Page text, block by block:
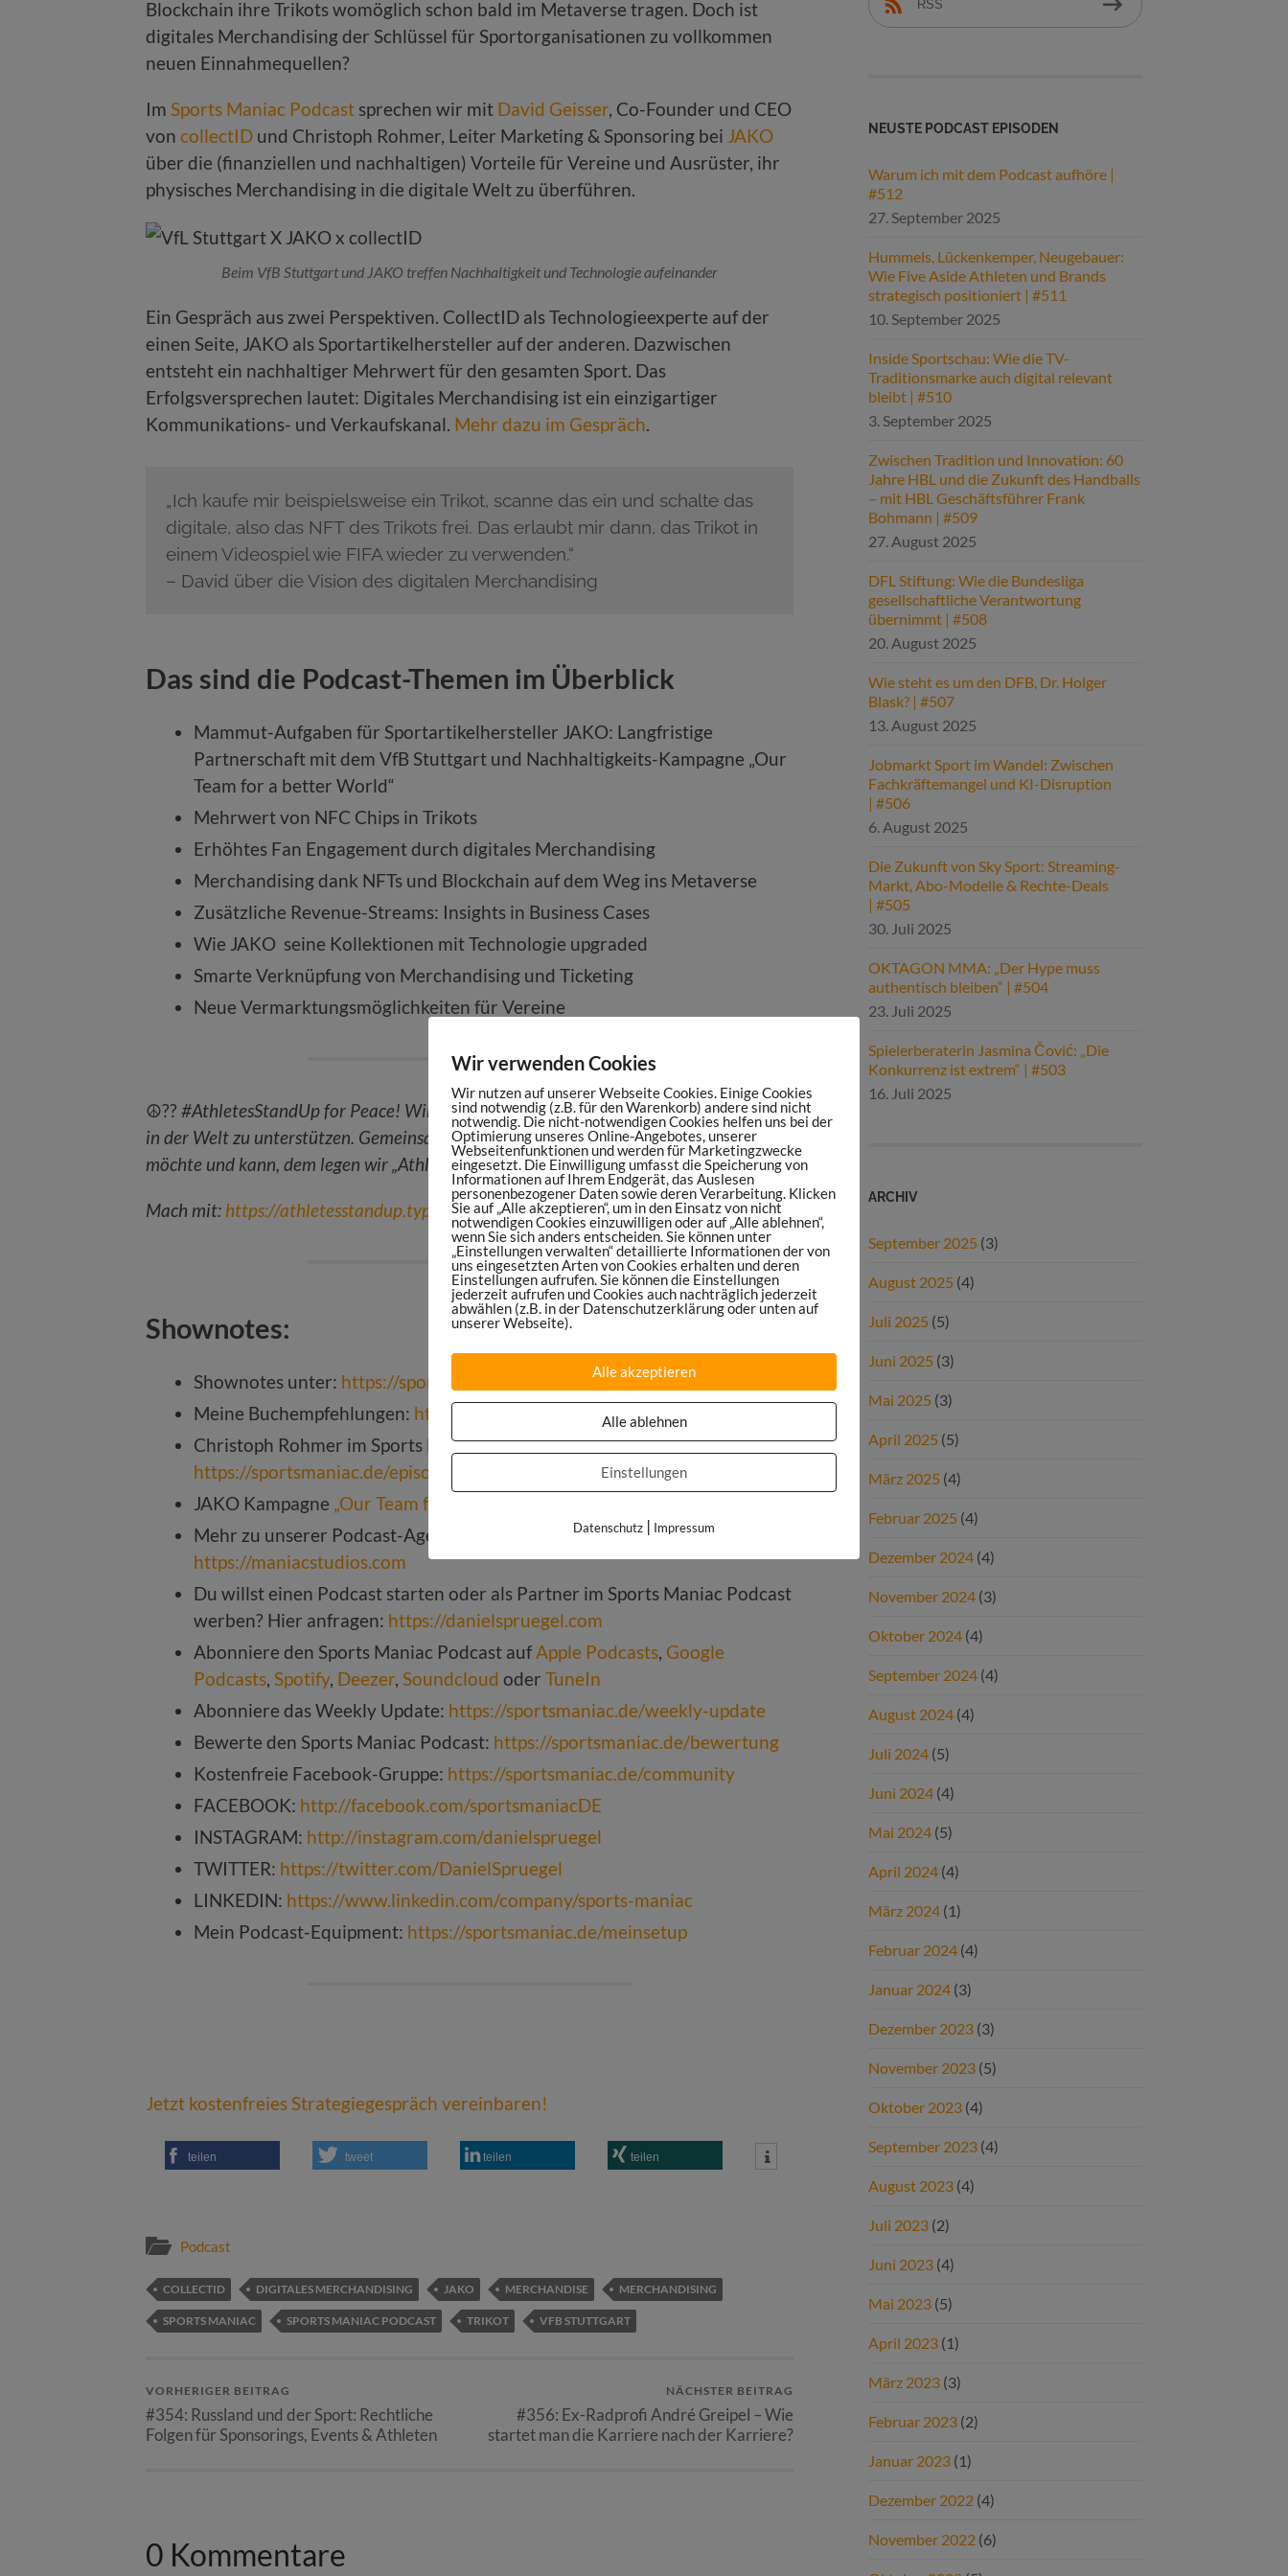
Blockchain ihre Trikots womöglich schon bald im Metaverse tragen. Doch ist
digitales Merchandising der Schlüssel für Sportorganisationen zu vollkommen
neuen Einnahmequellen?
Im Sports Maniac Podcast sprechen wir mit David Geisser, Co-Founder und CEO
von collectID und Christoph Rohmer, Leiter Marketing & Sponsoring bei JAKO
über die (finanziellen und nachhaltigen) Vorteile für Vereine und Ausrüster, ihr
physisches Merchandising in die digitale Welt zu überführen.
Beim VfB Stuttgart und JAKO treffen Nachhaltigkeit und Technologie aufeinander
Ein Gespräch aus zwei Perspektiven. CollectID als Technologieexperte auf der
einen Seite, JAKO als Sportartikelhersteller auf der anderen. Dazwischen
entsteht ein nachhaltiger Mehrwert für den gesamten Sport. Das
Erfolgsversprechen lautet: Digitales Merchandising ist ein einzigartiger
Kommunikations- und Verkaufskanal. Mehr dazu im Gespräch.
„Ich kaufe mir beispielsweise ein Trikot, scanne das ein und schalte das
digitale, also das NFT des Trikots frei. Das erlaubt mir dann, das Trikot in
einem Videospiel wie FIFA wieder zu verwenden.“
– David über die Vision des digitalen Merchandising
Das sind die Podcast-Themen im Überblick
Mammut-Aufgaben für Sportartikelhersteller JAKO: Langfristige
Partnerschaft mit dem VfB Stuttgart und Nachhaltigkeits-Kampagne „Our
Team for a better World“
Mehrwert von NFC Chips in Trikots
Erhöhtes Fan Engagement durch digitales Merchandising
Merchandising dank NFTs und Blockchain auf dem Weg ins Metaverse
Zusätzliche Revenue-Streams: Insights in Business Cases
Wie JAKO seine Kollektionen mit Technologie upgraded
Smarte Verknüpfung von Merchandising und Ticketing
Neue Vermarktungsmöglichkeiten für Vereine
☮️?? #AthletesStandUp for Peace! Wir sind entschlossen, die Ukraine und den Frieden
in der Welt zu unterstützen. Gemeinsam setzen wir ein Zeichen.Wer Gutes tun
möchte und kann, dem legen wir „Athletes Stand Up“ ans Herz.
Mach mit: https://athletesstandup.typeform.com/laces
Shownotes:
Shownotes unter: https://sportsmaniac.de/episode355
Meine Buchempfehlungen: https://sportsmaniac.de/books
Christoph Rohmer im Sports Maniac Podcast:
https://sportsmaniac.de/episode123
JAKO Kampagne „Our Team for a better World“
Mehr zu unserer Podcast-Agentur Maniac Studios:
https://maniacstudios.com
Du willst einen Podcast starten oder als Partner im Sports Maniac Podcast
werben? Hier anfragen: https://danielspruegel.com
Abonniere den Sports Maniac Podcast aufApple Podcasts, Google
Podcasts, Spotify, Deezer, Soundcloud oder TuneIn
Abonniere das Weekly Update: https://sportsmaniac.de/weekly-update
Bewerte den Sports Maniac Podcast: https://sportsmaniac.de/bewertung
Kostenfreie Facebook-Gruppe: https://sportsmaniac.de/community
FACEBOOK: http://facebook.com/sportsmaniacDE
INSTAGRAM: http://instagram.com/danielspruegel
TWITTER: https://twitter.com/DanielSpruegel
LINKEDIN: https://www.linkedin.com/company/sports-maniac
Mein Podcast-Equipment: https://sportsmaniac.de/meinsetup
Jetzt kostenfreies Strategiegespräch vereinbaren!
teilen tweet teilen teilen
Podcast
COLLECTID DIGITALES MERCHANDISING JAKO MERCHANDISE MERCHANDISING
SPORTS MANIAC SPORTS MANIAC PODCAST TRIKOT VFB STUTTGART
VORHERIGER BEITRAG
#354: Russland und der Sport: Rechtliche
Folgen für Sponsorings, Events & Athleten
NÄCHSTER BEITRAG
#356: Ex-Radprofi André Greipel – Wie
startet man die Karriere nach der Karriere?
0 Kommentare
RSS
NEUSTE PODCAST EPISODEN
Warum ich mit dem Podcast aufhöre |
#512
27. September 2025
Hummels, Lückenkemper, Neugebauer:
Wie Five Aside Athleten und Brands
strategisch positioniert | #511
10. September 2025
Inside Sportschau: Wie die TV-
Traditionsmarke auch digital relevant
bleibt | #510
3. September 2025
Zwischen Tradition und Innovation: 60
Jahre HBL und die Zukunft des Handballs
– mit HBL Geschäftsführer Frank
Bohmann | #509
27. August 2025
DFL Stiftung: Wie die Bundesliga
gesellschaftliche Verantwortung
übernimmt | #508
20. August 2025
Wie steht es um den DFB, Dr. Holger
Blask? | #507
13. August 2025
Jobmarkt Sport im Wandel: Zwischen
Fachkräftemangel und KI-Disruption
| #506
6. August 2025
Die Zukunft von Sky Sport: Streaming-
Markt, Abo-Modelle & Rechte-Deals
| #505
30. Juli 2025
OKTAGON MMA: „Der Hype muss
authentisch bleiben“ | #504
23. Juli 2025
Spielerberaterin Jasmina Čović: „Die
Konkurrenz ist extrem“ | #503
16. Juli 2025
ARCHIV
September 2025 (3)
August 2025 (4)
Juli 2025 (5)
Juni 2025 (3)
Mai 2025 (3)
April 2025 (5)
März 2025 (4)
Februar 2025 (4)
Dezember 2024 (4)
November 2024 (3)
Oktober 2024 (4)
September 2024 (4)
August 2024 (4)
Juli 2024 (5)
Juni 2024 (4)
Mai 2024 (5)
April 2024 (4)
März 2024 (1)
Februar 2024 (4)
Januar 2024 (3)
Dezember 2023 (3)
November 2023 (5)
Oktober 2023 (4)
September 2023 (4)
August 2023 (4)
Juli 2023 (2)
Juni 2023 (4)
Mai 2023 (5)
April 2023 (1)
März 2023 (3)
Februar 2023 (2)
Januar 2023 (1)
Dezember 2022 (4)
November 2022 (6)
Wir verwenden Cookies
Wir nutzen auf unserer Webseite Cookies. Einige Cookies
sind notwendig (z.B. für den Warenkorb) andere sind nicht
notwendig. Die nicht-notwendigen Cookies helfen uns bei der
Optimierung unseres Online-Angebotes, unserer
Webseitenfunktionen und werden für Marketingzwecke
eingesetzt. Die Einwilligung umfasst die Speicherung von
Informationen auf Ihrem Endgerät, das Auslesen
personenbezogener Daten sowie deren Verarbeitung. Klicken
Sie auf „Alle akzeptieren“, um in den Einsatz von nicht
notwendigen Cookies einzuwilligen oder auf „Alle ablehnen“,
wenn Sie sich anders entscheiden. Sie können unter
„Einstellungen verwalten“ detaillierte Informationen der von
uns eingesetzten Arten von Cookies erhalten und deren
Einstellungen aufrufen. Sie können die Einstellungen
jederzeit aufrufen und Cookies auch nachträglich jederzeit
abwählen (z.B. in der Datenschutzerklärung oder unten auf
unserer Webseite).
Alle akzeptieren
Alle ablehnen
Einstellungen
Datenschutz | Impressum